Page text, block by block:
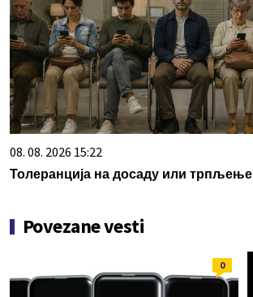
08. 08. 2026 15:22
Толеранција на досаду или трпљење
Povezane vesti
0